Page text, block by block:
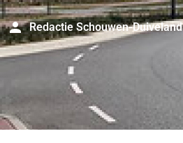
Redactie Schouwen-Duiveland